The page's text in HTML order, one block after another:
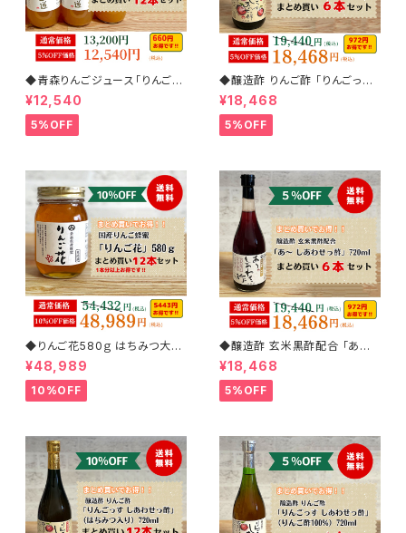
◆青森りんごジュース「りんご
道」1000ml 12本まとめ買いセ
ット(5%off)
¥12,540
5%OFF
◆醸造酢 りんご酢 「りんごっす
しあわせっ酢」（はちみつ入り）
720ml 6本まとめ買いセット
(5%off)
¥18,468
5%OFF
◆りんご花580ｇ はちみつ大
12本まとめ買いセット(10%off)
¥48,989
10%OFF
◆醸造酢 玄米黒酢配合 「あ～
しあわせっ酢」 720ml 6本まと
め買いセット(5%off)
¥18,468
5%OFF